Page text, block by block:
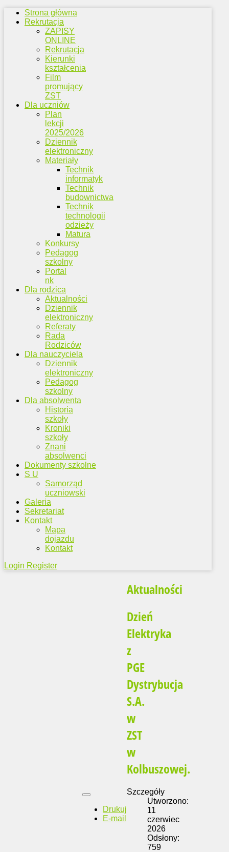
Strona główna
Rekrutacja
ZAPISY
ONLINE
Rekrutacja
Kierunki
kształcenia
Film
promujący
ZST
Dla uczniów
Plan
lekcji
2025/2026
Dziennik
elektroniczny
Materiały
Technik
informatyk
Technik
budownictwa
Technik
technologii
odzieży
Matura
Konkursy
Pedagog
szkolny
Portal
nk
Dla rodzica
Aktualności
Dziennik
elektroniczny
Referaty
Rada
Rodziców
Dla nauczyciela
Dziennik
elektroniczny
Pedagog
szkolny
Dla absolwenta
Historia
szkoły
Kroniki
szkoły
Znani
absolwenci
Dokumenty szkolne
S U
Samorząd
uczniowski
Galeria
Sekretariat
Kontakt
Mapa
dojazdu
Kontakt
Login Register
Aktualności
Dzień
Elektryka
z
PGE
Dystrybucja
S.A.
w
ZST
w
Kolbuszowej.
Drukuj
E-mail
Szczegóły
Utworzono:
11
czerwiec
2026
Odsłony:
759